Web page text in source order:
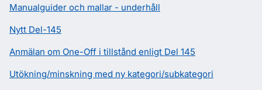
Manualguider och mallar - underhåll
Nytt Del-145
Anmälan om One-Off i tillstånd enligt Del 145
Utökning/minskning med ny kategori/subkategori